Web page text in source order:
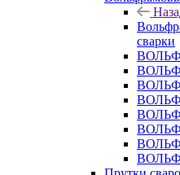
сварки